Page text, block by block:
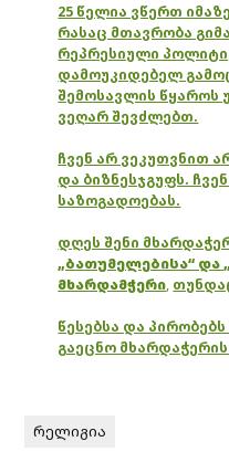
25 წელია ვწერთ
რასაც მთავრობა
რეპრესიული
დამოუკიდებელ
შემოსავლის წყაროს
ვეღარ შევძლებთ.
ჩვენ არ ვეკუთვნით
და ბიზნესჯგუფს.
საზოგადოებას.
დღეს შენი
„ბათუმელებისა“ და
მხარდამჭერი,
წესებსა და
გაეცნო
რელიგია